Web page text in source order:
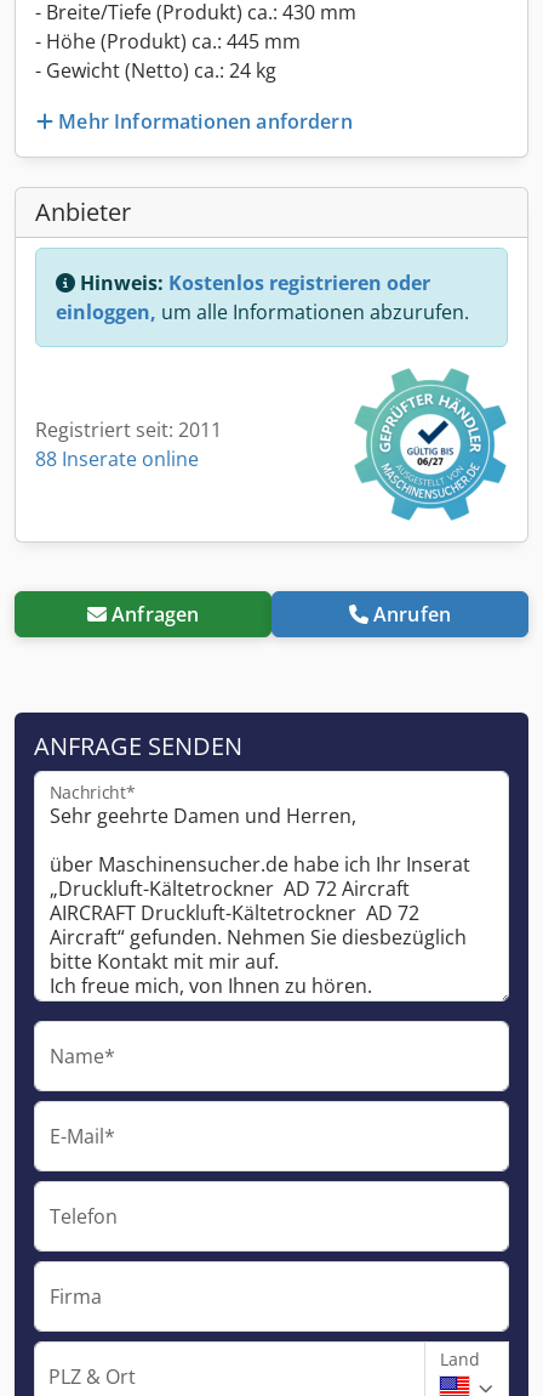
- Breite/Tiefe (Produkt) ca.: 430 mm
- Höhe (Produkt) ca.: 445 mm
- Gewicht (Netto) ca.: 24 kg
Mehr Informationen anfordern
Anbieter
Hinweis: Kostenlos registrieren oder
einloggen, um alle Informationen abzurufen.
Registriert seit: 2011
88 Inserate online
Anfragen Anrufen
ANFRAGE SENDEN
Nachricht*
Name*
E-Mail*
Telefon
Firma
PLZ & Ort
Land